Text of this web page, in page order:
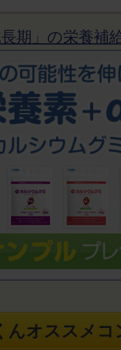
期」の栄養補
んオススメコ